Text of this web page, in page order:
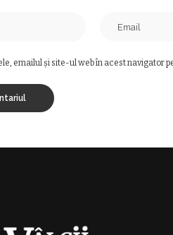
emailul și site-ul web în acest navigator